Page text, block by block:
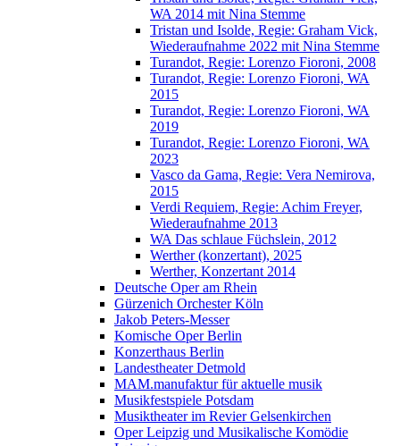
WA 2014 mit Nina Stemme
Tristan und Isolde, Regie: Graham Vick,
Wiederaufnahme 2022 mit Nina Stemme
Turandot, Regie: Lorenzo Fioroni, 2008
Turandot, Regie: Lorenzo Fioroni, WA
2015
Turandot, Regie: Lorenzo Fioroni, WA
2019
Turandot, Regie: Lorenzo Fioroni, WA
2023
Vasco da Gama, Regie: Vera Nemirova,
2015
Verdi Requiem, Regie: Achim Freyer,
Wiederaufnahme 2013
WA Das schlaue Füchslein, 2012
Werther (konzertant), 2025
Werther, Konzertant 2014
Deutsche Oper am Rhein
Gürzenich Orchester Köln
Jakob Peters-Messer
Komische Oper Berlin
Konzerthaus Berlin
Landestheater Detmold
MAM.manufaktur für aktuelle musik
Musikfestspiele Potsdam
Musiktheater im Revier Gelsenkirchen
Oper Leipzig und Musikalische Komödie